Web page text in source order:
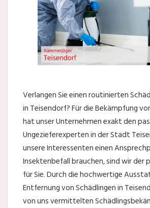
Verlangen Sie einen routinierten
in Teisendorf? Für die Bekämpfung
hat unser Unternehmen exakt den
Ungezieferexperten in der Stadt
unsere Interessenten einen
Insektenbefall brauchen, sind wir der
für Sie. Durch die hochwertige
Entfernung von Schädlingen in
von uns vermittelten